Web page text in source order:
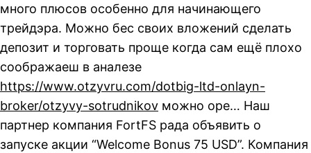
много плюсов особенно для начинающего
трейдэра. Можно бес своих вложений сделать
депозит и торговать проще когда сам ещё плохо
соображаеш в аналезе
https://www.otzyvru.com/dotbig-ltd-onlayn-
broker/otzyvy-sotrudnikov можно оре… Наш
партнер компания FortFS рада объявить о
запуске акции “Welcome Bonus 75 USD”. Компания